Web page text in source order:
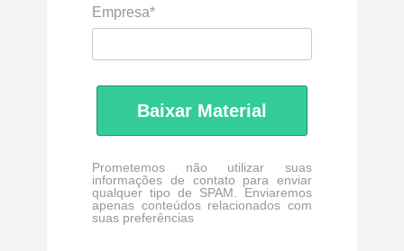
Empresa*
Baixar Material
Prometemos não utilizar suas
informações de contato para enviar
qualquer tipo de SPAM. Enviaremos
apenas conteúdos relacionados com
suas preferências